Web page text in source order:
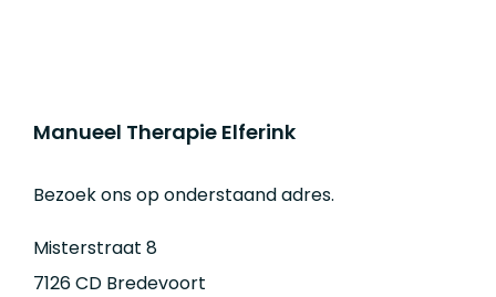
Manueel Therapie Elferink
Bezoek ons op onderstaand adres.
Misterstraat 8
7126 CD Bredevoort